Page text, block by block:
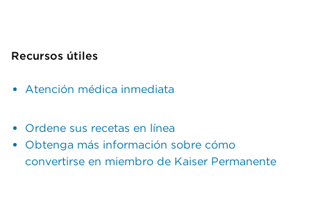
Recursos útiles
Atención médica inmediata
Ordene sus recetas en línea
Obtenga más información sobre cómo
convertirse en miembro de Kaiser Permanente